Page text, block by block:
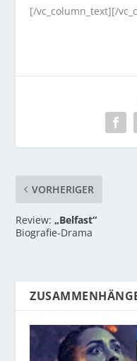
[/vc_column_text][/
VORHERIGER
Review:„Belfast“
Biografie-Drama